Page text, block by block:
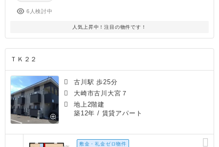
6人検討中
人気上昇中！注目の物件です！
ＴＫ２２
古川駅 歩25分
大崎市古川大宮７
地上2階建
築12年 / 賃貸アパート
敷金・礼金ゼロ物件